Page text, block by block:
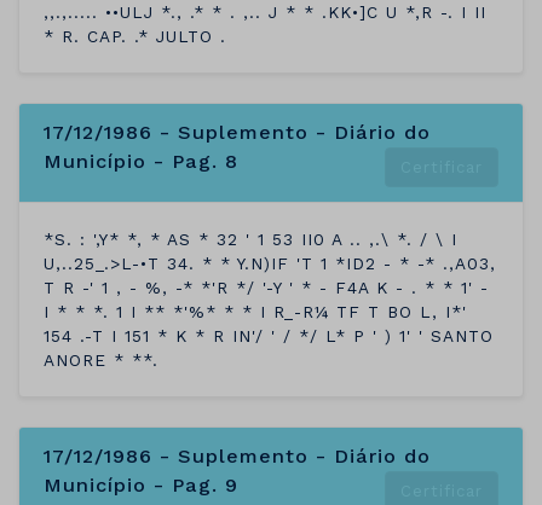
,,.,..... ••ULJ *., .* * . ,.. J * * .KK•]C U *,R -. I II
* R. CAP. .* JULTO .
17/12/1986 - Suplemento - Diário do
Município - Pag. 8
*S. : ',Y* *, * AS * 32 ' 1 53 II0 A .. ,.\ *. / \ I
U,..25_.>L-•T 34. * * Y.N)IF 'T 1 *ID2 - * -* .,A03,
T R -' 1 , - %, -* *'R */ '-Y ' * - F4A K - . * * 1' -
I * * *. 1 I ** *'%* * * I R_-R¼ TF T BO L, I*'
154 .-T I 151 * K * R IN'/ ' / */ L* P ' ) 1' ' SANTO
ANORE * **.
17/12/1986 - Suplemento - Diário do
Município - Pag. 9